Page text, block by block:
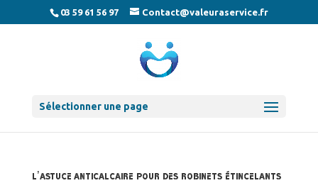
03 59 61 56 97 Contact@valeuraservice.fr
Sélectionner une page
L’astuce anticalcaire pour des robinets étincelants